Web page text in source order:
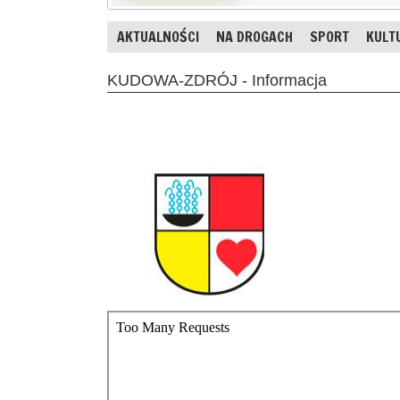
AKTUALNOŚCI NA DROGACH SPORT
KUDOWA-ZDRÓJ - Informacja